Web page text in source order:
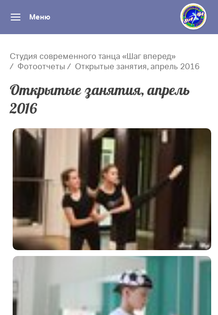
Меню
Студия современного танца «Шаг вперед»
Фотоотчеты
Открытые занятия, апрель 2016
Открытые занятия, апрель
2016